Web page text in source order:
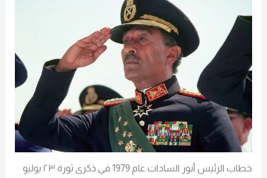
خطاب الرئيس أنور السادات عام 1979 في ذكرى ثورة ٢٣ يوليو